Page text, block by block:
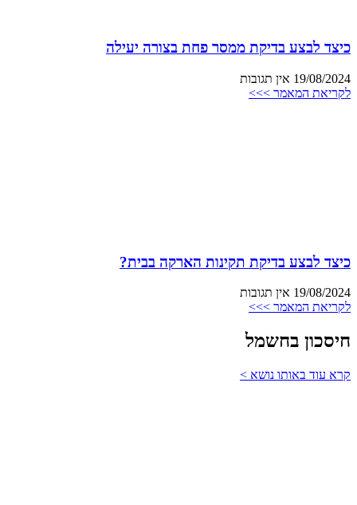
כיצד לבצע בדיקת ממסר פחת בצורה יעילה
19/08/2024 אין תגובות
לקריאת המאמר >>>
כיצד לבצע בדיקת תקינות הארקה בבית?
19/08/2024 אין תגובות
לקריאת המאמר >>>
חיסכון בחשמל
קרא עוד באותו נושא >